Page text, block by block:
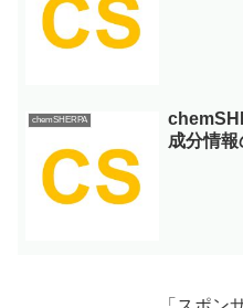
chemSHERPA
成分情